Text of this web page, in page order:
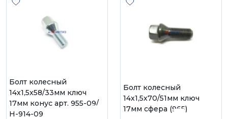
Болт колесный
14х1,5х58/33мм ключ
17мм конус арт. 955-09/
H-914-09
Болт колесный
14х1,5х70/51мм ключ
17мм сфера (965)